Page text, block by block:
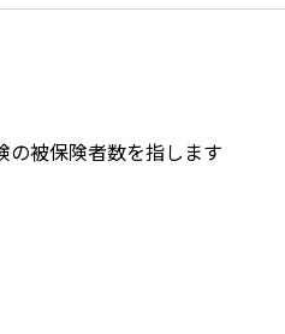
の被保険者数を指します